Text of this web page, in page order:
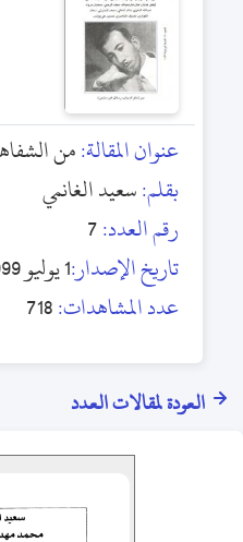
عنوان المقالة:من
بقلم:سعيد الغانمي
رقم العدد:7
تاريخ الإصدار:1 يوليو 1999
عدد المشاهدات:718
العودة لمقالات العدد